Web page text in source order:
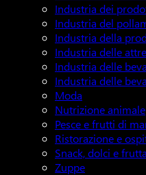
Industria dei
Industria del
Industria della
Industria delle
Industria delle
Industria delle
Moda
Nutrizione animale
Pesce e frutti di
Ristorazione e
Snack, dolci e
Zuppe